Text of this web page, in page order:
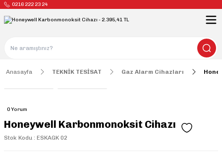
0216 222 23 24
Anasayfa TEKNİK TESİSAT Gaz Alarm Cihazları
0 Yorum
Honeywell Karbonmonoksit Cihazı
Stok Kodu : ESKAGK 02